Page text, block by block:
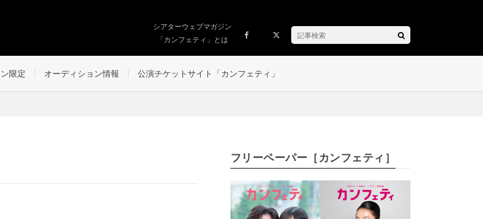
シアターウェブマガジン
「カンフェティ」とは
限定 オーディション情報 公演チケットサイト「カンフェティ」
フリーペーパー［カンフェティ］